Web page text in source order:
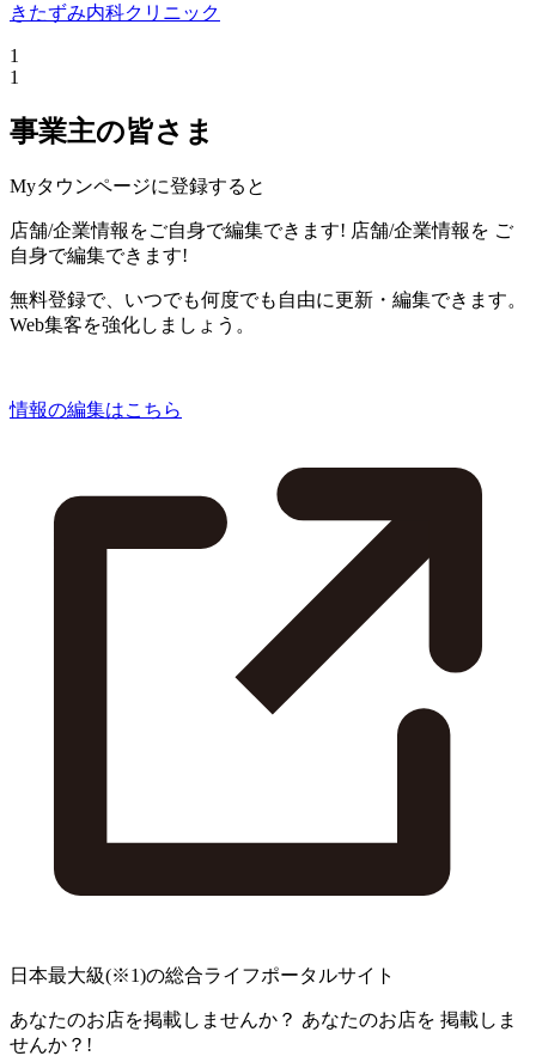
きたずみ内科クリニック
1
1
事業主の皆さま
Myタウンページに登録すると
店舗/企業情報をご自身で編集できます! 店舗/企業情報を ご
自身で編集できます!
無料登録で、いつでも何度でも自由に更新・編集できます。
Web集客を強化しましょう。
情報の編集はこちら
日本最大級(※1)の総合ライフポータルサイト
あなたのお店を掲載しませんか？ あなたのお店を 掲載しま
せんか？!